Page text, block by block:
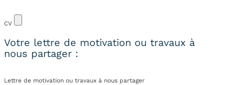
CV
Votre lettre de motivation ou travaux à
nous partager :
Lettre de motivation ou travaux à nous partager